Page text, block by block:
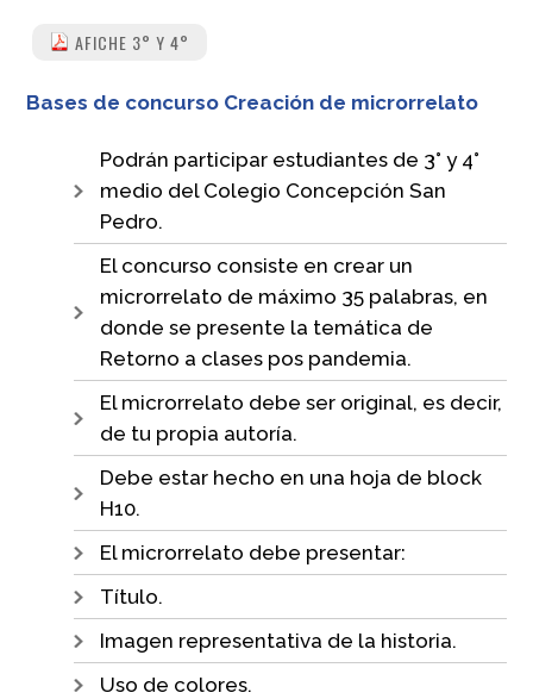
AFICHE 3° Y 4°
Bases de concurso Creación de microrrelato
Podrán participar estudiantes de 3° y 4°
medio del Colegio Concepción San
Pedro.
El concurso consiste en crear un
microrrelato de máximo 35 palabras, en
donde se presente la temática de
Retorno a clases pos pandemia.
El microrrelato debe ser original, es decir,
de tu propia autoría.
Debe estar hecho en una hoja de block
H10.
El microrrelato debe presentar:
Título.
Imagen representativa de la historia.
Uso de colores.